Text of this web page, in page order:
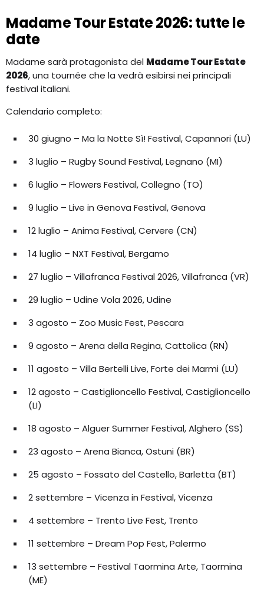
Madame Tour Estate 2026: tutte le
date
Madame sarà protagonista del Madame Tour Estate
2026, una tournée che la vedrà esibirsi nei principali
festival italiani.
Calendario completo:
30 giugno – Ma la Notte Sì! Festival, Capannori (LU)
3 luglio – Rugby Sound Festival, Legnano (MI)
6 luglio – Flowers Festival, Collegno (TO)
9 luglio – Live in Genova Festival, Genova
12 luglio – Anima Festival, Cervere (CN)
14 luglio – NXT Festival, Bergamo
27 luglio – Villafranca Festival 2026, Villafranca (VR)
29 luglio – Udine Vola 2026, Udine
3 agosto – Zoo Music Fest, Pescara
9 agosto – Arena della Regina, Cattolica (RN)
11 agosto – Villa Bertelli Live, Forte dei Marmi (LU)
12 agosto – Castiglioncello Festival, Castiglioncello
(LI)
18 agosto – Alguer Summer Festival, Alghero (SS)
23 agosto – Arena Bianca, Ostuni (BR)
25 agosto – Fossato del Castello, Barletta (BT)
2 settembre – Vicenza in Festival, Vicenza
4 settembre – Trento Live Fest, Trento
11 settembre – Dream Pop Fest, Palermo
13 settembre – Festival Taormina Arte, Taormina
(ME)